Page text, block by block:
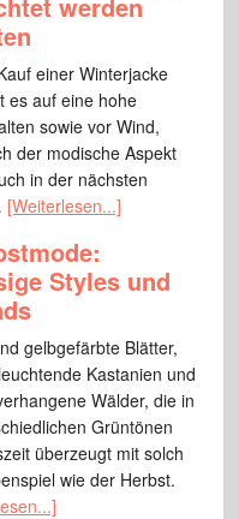
einer Winterjacke
es auf eine hohe
sowie vor Wind,
der modische Aspekt
in der nächsten
[Weiterlesen...]
Styles und
gelbgefärbte Blätter,
Kastanien und
Wälder, die in
Grüntönen
überzeugt mit solch
wie der Herbst.